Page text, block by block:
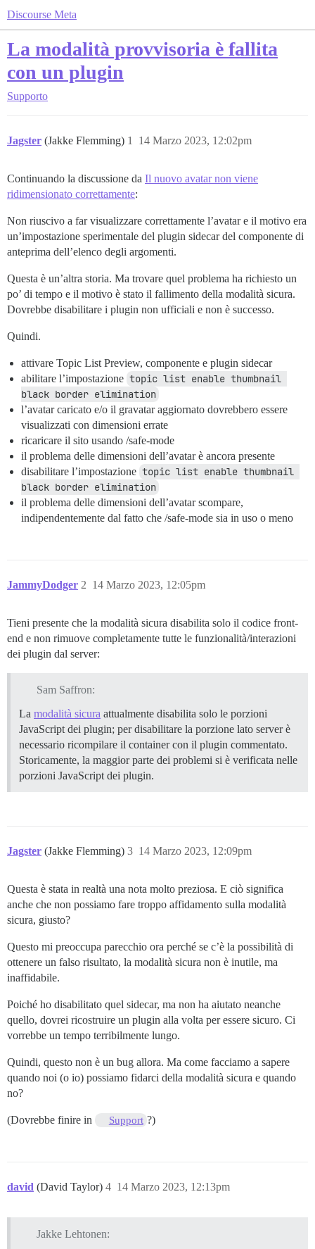
Discourse Meta
La modalità provvisoria è fallita
con un plugin
Supporto
Jagster (Jakke Flemming) 14 Marzo 2023, 12:02pm
1
Continuando la discussione da Il nuovo avatar non viene
ridimensionato correttamente:
Non riuscivo a far visualizzare correttamente l’avatar e il motivo era
un’impostazione sperimentale del plugin sidecar del componente di
anteprima dell’elenco degli argomenti.
Questa è un’altra storia. Ma trovare quel problema ha richiesto un
po’ di tempo e il motivo è stato il fallimento della modalità sicura.
Dovrebbe disabilitare i plugin non ufficiali e non è successo.
Quindi.
attivare Topic List Preview, componente e plugin sidecar
abilitare l’impostazione topic list enable thumbnail
black border elimination
l’avatar caricato e/o il gravatar aggiornato dovrebbero essere
visualizzati con dimensioni errate
ricaricare il sito usando /safe-mode
il problema delle dimensioni dell’avatar è ancora presente
disabilitare l’impostazione topic list enable thumbnail
black border elimination
il problema delle dimensioni dell’avatar scompare,
indipendentemente dal fatto che /safe-mode sia in uso o meno
JammyDodger 14 Marzo 2023, 12:05pm
2
Tieni presente che la modalità sicura disabilita solo il codice front-
end e non rimuove completamente tutte le funzionalità/interazioni
dei plugin dal server:
Sam Saffron:
La modalità sicura attualmente disabilita solo le porzioni
JavaScript dei plugin; per disabilitare la porzione lato server è
necessario ricompilare il container con il plugin commentato.
Storicamente, la maggior parte dei problemi si è verificata nelle
porzioni JavaScript dei plugin.
Jagster (Jakke Flemming) 14 Marzo 2023, 12:09pm
3
Questa è stata in realtà una nota molto preziosa. E ciò significa
anche che non possiamo fare troppo affidamento sulla modalità
sicura, giusto?
Questo mi preoccupa parecchio ora perché se c’è la possibilità di
ottenere un falso risultato, la modalità sicura non è inutile, ma
inaffidabile.
Poiché ho disabilitato quel sidecar, ma non ha aiutato neanche
quello, dovrei ricostruire un plugin alla volta per essere sicuro. Ci
vorrebbe un tempo terribilmente lungo.
Quindi, questo non è un bug allora. Ma come facciamo a sapere
quando noi (o io) possiamo fidarci della modalità sicura e quando
no?
(Dovrebbe finire in Support ?)
david (David Taylor) 14 Marzo 2023, 12:13pm
4
Jakke Lehtonen: